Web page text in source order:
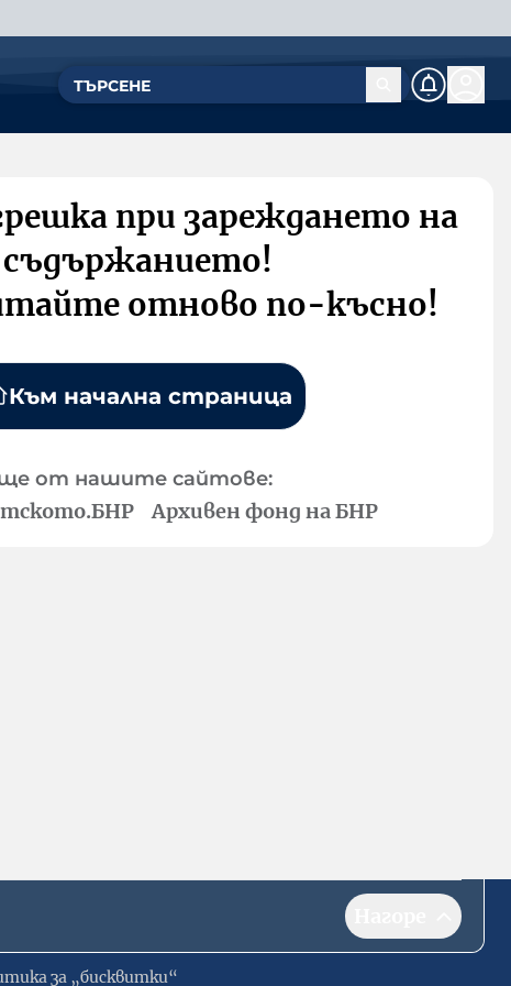
при зареждането на
съдържанието!
отново по-късно!
Към начална страница
от нашите сайтове:
Архивен фонд на БНР
за „бисквитки“